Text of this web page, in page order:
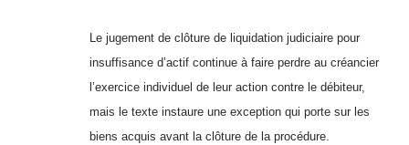
Le jugement de clôture de liquidation judiciaire pour
insuffisance d’actif continue à faire perdre au créancier
l’exercice individuel de leur action contre le débiteur,
mais le texte instaure une exception qui porte sur les
biens acquis avant la clôture de la procédure.